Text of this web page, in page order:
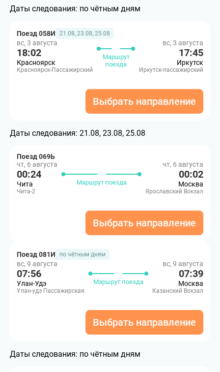
Даты следования: по чётным дням
Поезд 058И 21.08, 23.08, 25.08
вс, 3 августа
18:02
Красноярск
Красноярск-Пассажирский
Маршрут
поезда
вс, 3 августа
17:45
Иркутск
Иркутск-пассажирский
Выбрать направление
Даты следования: 21.08, 23.08, 25.08
Поезд 069Ь
чт, 6 августа
00:24
Чита
Чита-2
Маршрут поезда
чт, 6 августа
00:02
Москва
Ярославский Вокзал
Выбрать направление
Поезд 081И по чётным дням
вс, 9 августа
07:56
Улан-Удэ
Улан-удэ Пассажирская
Маршрут поезда
вс, 9 августа
07:39
Москва
Казанский Вокзал
Выбрать направление
Даты следования: по чётным дням